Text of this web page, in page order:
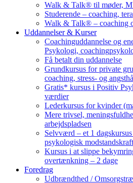
Walk & Talk® til møder,
Studerende – coaching,
Walk & Talk® – coaching
Uddannelser & Kurser
Coachinguddannelse og
Psykologi,
Få betalt din uddannelse
Grundkursus for private
coaching, stress- og
Gratis* kursus i Positiv
værdier
Lederkursus for kvinder
Mere trivsel,
arbejdspladsen
Selvværd – et 1
psykologisk modstandskraft
Kursus i at slippe
overtænkning – 2 dage
Foredrag
Udbrændthed /